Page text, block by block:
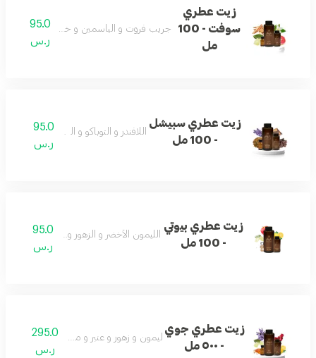
زيت عطري
سوفت - 100
مل
جريب فروت و الياسمين و خشب الصندل و
95.0
ر.س
زيت عطري سبيشل
- 100 مل
اللافندر و التوباكو و اللاذر و العود
95.0
ر.س
زيت عطري بيوتي
- 100 مل
الليمون الأخضر و الزهور و المسك و التفاح
95.0
ر.س
زيت عطري جوي
- ٥٠٠ مل
ليمون و زهور و عنبر و مسك و باتشولي
295.0
ر.س